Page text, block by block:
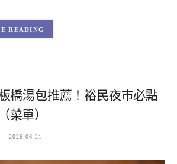
READING
橋湯包推薦！裕民夜市必點
菜單）
2026-06-21